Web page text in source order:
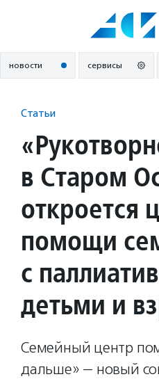
новости сервисы
Статьи
в Старом
откроется
помощи
с
детьми и
Семейный центр
дальше» — новый